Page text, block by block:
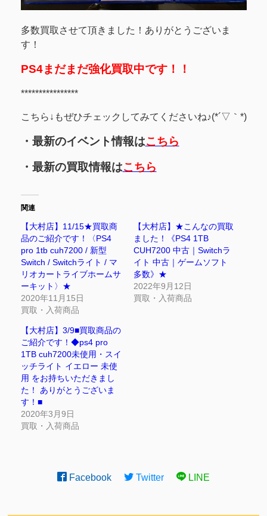
多数買取させて頂きました！ありがとうございま
す！
PS4まだまだ強化買取中です！！
****************
こちら↓もぜひチェックしてみてくださいね♪(*´▽｀*)
・最新のイベント情報はこちら
・最新の買取情報はこちら
関連
【大村店】11/15★買取商
品のご紹介です！〈PS4
pro 1tb cuh7200 / 新型
Switch / Switchライト / マ
リオカートライブホームサ
ーキット〉★
2020年11月15日
買取・入荷商品
【大村店】★こんなの買取
ました！《PS4 1TB
CUH7200 中古｜Switchラ
イト 中古｜ゲームソフト
多数》★
2022年9月12日
買取・入荷商品
【大村店】3/9■買取商品の
ご紹介です！◆ps4 pro
1TB cuh7200未使用・スイ
ッチライト イエロー 未使
用 をお持ちいただきまし
た！ ありがとうございま
す！■
2020年3月9日
買取・入荷商品
Facebook Twitter LINE